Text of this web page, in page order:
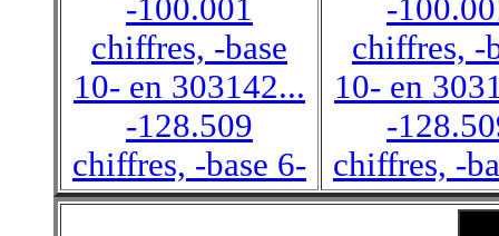
-100.001
chiffres, -base
10- en 303142...
-128.509
chiffres, -base 6-
-
chiffres, -
10- en
-
chiffres, -